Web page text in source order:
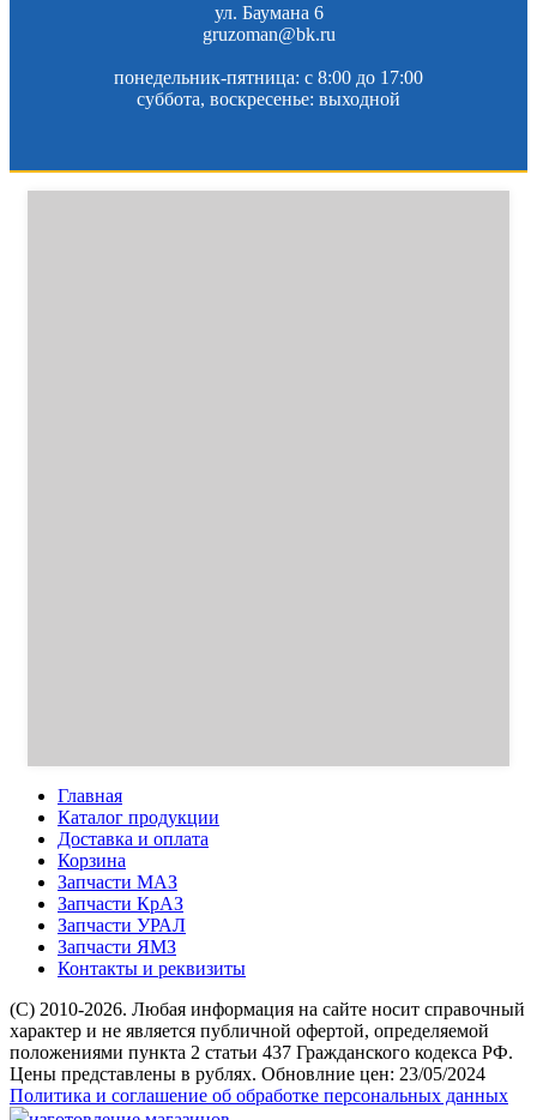
ул. Баумана 6
gruzoman@bk.ru
понедельник-пятница: c 8:00 до 17:00
суббота, воскресенье: выходной
Главная
Каталог продукции
Доставка и оплата
Корзина
Запчасти МАЗ
Запчасти КрАЗ
Запчасти УРАЛ
Запчасти ЯМЗ
Контакты и реквизиты
(C) 2010-2026. Любая информация на сайте носит справочный
характер и не является публичной офертой, определяемой
положениями пункта 2 статьи 437 Гражданского кодекса РФ.
Цены представлены в рублях. Обновлние цен: 23/05/2024
Политика и соглашение об обработке персональных данных